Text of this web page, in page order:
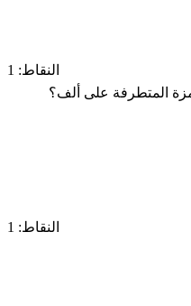
النقاط: 1
المتطرفة على ألف؟
النقاط: 1